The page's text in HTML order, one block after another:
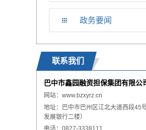
政务要闻
联系我们
巴中市鑫园融资担保集团有限公
网站： www.bzxyrz.cn
地址：巴中市巴州区江北大道西段45
发展银行二楼）